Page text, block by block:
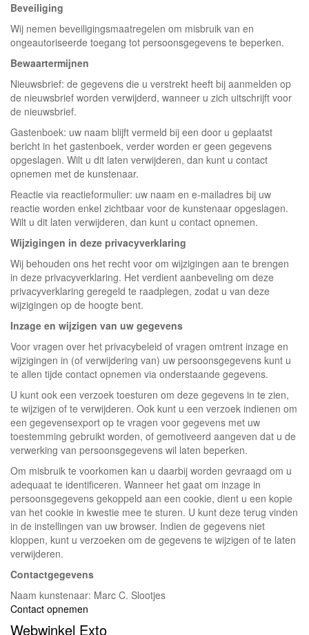
Beveiliging
Wij nemen beveiligingsmaatregelen om misbruik van en
ongeautoriseerde toegang tot persoonsgegevens te beperken.
Bewaartermijnen
Nieuwsbrief: de gegevens die u verstrekt heeft bij aanmelden op
de nieuwsbrief worden verwijderd, wanneer u zich uitschrijft voor
de nieuwsbrief.
Gastenboek: uw naam blijft vermeld bij een door u geplaatst
bericht in het gastenboek, verder worden er geen gegevens
opgeslagen. Wilt u dit laten verwijderen, dan kunt u contact
opnemen met de kunstenaar.
Reactie via reactieformulier: uw naam en e-mailadres bij uw
reactie worden enkel zichtbaar voor de kunstenaar opgeslagen.
Wilt u dit laten verwijderen, dan kunt u contact opnemen.
Wijzigingen in deze privacyverklaring
Wij behouden ons het recht voor om wijzigingen aan te brengen
in deze privacyverklaring. Het verdient aanbeveling om deze
privacyverklaring geregeld te raadplegen, zodat u van deze
wijzigingen op de hoogte bent.
Inzage en wijzigen van uw gegevens
Voor vragen over het privacybeleid of vragen omtrent inzage en
wijzigingen in (of verwijdering van) uw persoonsgegevens kunt u
te allen tijde contact opnemen via onderstaande gegevens.
U kunt ook een verzoek toesturen om deze gegevens in te zien,
te wijzigen of te verwijderen. Ook kunt u een verzoek indienen om
een gegevensexport op te vragen voor gegevens met uw
toestemming gebruikt worden, of gemotiveerd aangeven dat u de
verwerking van persoonsgegevens wil laten beperken.
Om misbruik te voorkomen kan u daarbij worden gevraagd om u
adequaat te identificeren. Wanneer het gaat om inzage in
persoonsgegevens gekoppeld aan een cookie, dient u een kopie
van het cookie in kwestie mee te sturen. U kunt deze terug vinden
in de instellingen van uw browser. Indien de gegevens niet
kloppen, kunt u verzoeken om de gegevens te wijzigen of te laten
verwijderen.
Contactgegevens
Naam kunstenaar: Marc C. Slootjes
Contact opnemen
Webwinkel Exto